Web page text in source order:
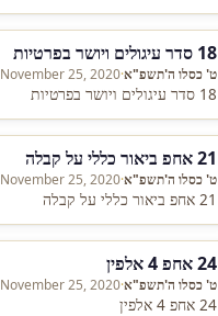
18 סדר עיגולים ויושר בפרטיות
ט' כסלו ה'תשפ"א·
November 25, 2020
18 סדר עיגולים ויושר בפרטיות
21 אחפ ביאור כללי על קבלה
ט' כסלו ה'תשפ"א·
November 25, 2020
21 אחפ ביאור כללי על קבלה
24 אחפ 4 אלפין
ט' כסלו ה'תשפ"א·
November 25, 2020
24 אחפ 4 אלפין